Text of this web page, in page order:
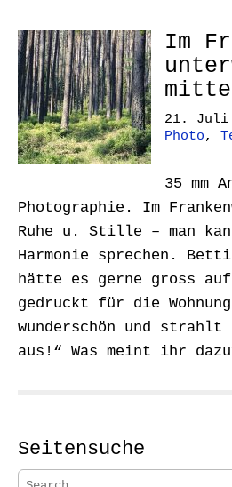
Im
21. Juli
Photo,
35 mm
Photographie. Im
Ruhe u. Stille – man
Harmonie sprechen.
hätte es gerne gross auf
gedruckt für die
wunderschön und strahlt
aus!“ Was meint ihr
Seitensuche
S